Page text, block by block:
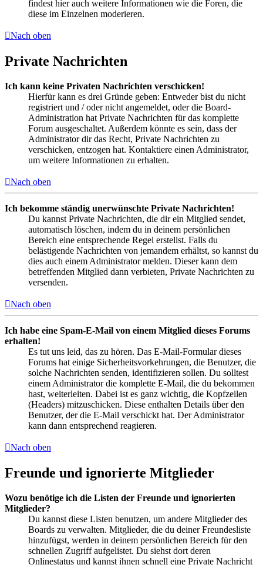
findest hier auch weitere Informationen wie die Foren, die
diese im Einzelnen moderieren.
Nach oben
Private Nachrichten
Ich kann keine Privaten Nachrichten verschicken!
Hierfür kann es drei Gründe geben: Entweder bist du nicht
registriert und / oder nicht angemeldet, oder die Board-
Administration hat Private Nachrichten für das komplette
Forum ausgeschaltet. Außerdem könnte es sein, dass der
Administrator dir das Recht, Private Nachrichten zu
verschicken, entzogen hat. Kontaktiere einen Administrator,
um weitere Informationen zu erhalten.
Nach oben
Ich bekomme ständig unerwünschte Private Nachrichten!
Du kannst Private Nachrichten, die dir ein Mitglied sendet,
automatisch löschen, indem du in deinem persönlichen
Bereich eine entsprechende Regel erstellst. Falls du
belästigende Nachrichten von jemandem erhältst, so kannst du
dies auch einem Administrator melden. Dieser kann dem
betreffenden Mitglied dann verbieten, Private Nachrichten zu
versenden.
Nach oben
Ich habe eine Spam-E-Mail von einem Mitglied dieses Forums
erhalten!
Es tut uns leid, das zu hören. Das E-Mail-Formular dieses
Forums hat einige Sicherheitsvorkehrungen, die Benutzer, die
solche Nachrichten senden, identifizieren sollen. Du solltest
einem Administrator die komplette E-Mail, die du bekommen
hast, weiterleiten. Dabei ist es ganz wichtig, die Kopfzeilen
(Headers) mitzuschicken. Diese enthalten Details über den
Benutzer, der die E-Mail verschickt hat. Der Administrator
kann dann entsprechend reagieren.
Nach oben
Freunde und ignorierte Mitglieder
Wozu benötige ich die Listen der Freunde und ignorierten
Mitglieder?
Du kannst diese Listen benutzen, um andere Mitglieder des
Boards zu verwalten. Mitglieder, die du deiner Freundesliste
hinzufügst, werden in deinem persönlichen Bereich für den
schnellen Zugriff aufgelistet. Du siehst dort deren
Onlinestatus und kannst ihnen schnell eine Private Nachricht